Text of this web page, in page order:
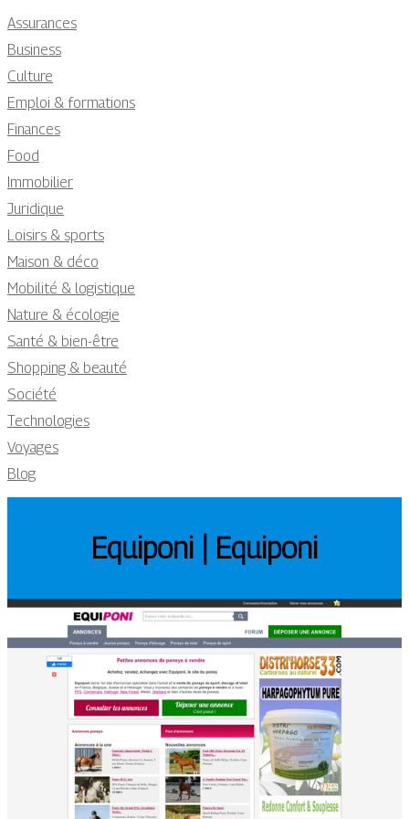
Assurances
Business
Culture
Emploi & formations
Finances
Food
Immobilier
Juridique
Loisirs & sports
Maison & déco
Mobilité & logistique
Nature & écologie
Santé & bien-être
Shopping & beauté
Société
Technologies
Voyages
Blog
Equiponi | Equiponi